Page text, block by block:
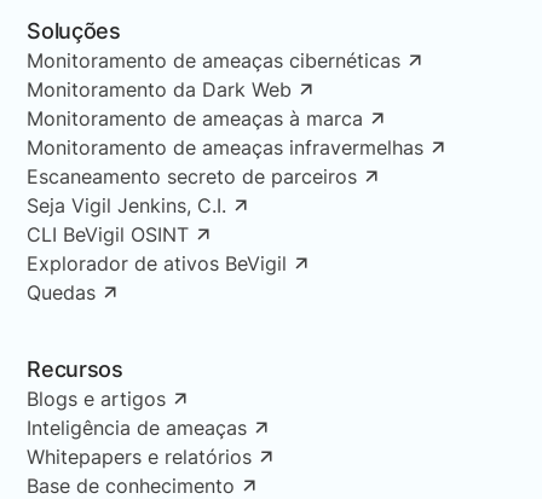
Soluções
Monitoramento de ameaças cibernéticas
Monitoramento da Dark Web
Monitoramento de ameaças à marca
Monitoramento de ameaças infravermelhas
Escaneamento secreto de parceiros
Seja Vigil Jenkins, C.I.
CLI BeVigil OSINT
Explorador de ativos BeVigil
Quedas
Recursos
Blogs e artigos
Inteligência de ameaças
Whitepapers e relatórios
Base de conhecimento